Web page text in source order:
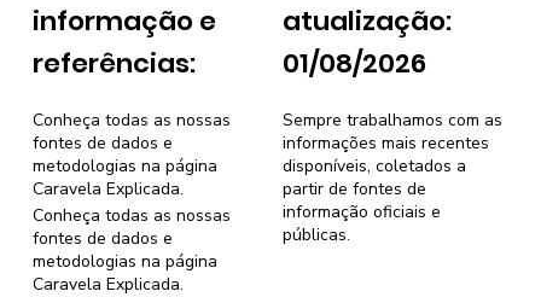
informação e
referências:
atualização:
01/08/2026
Sempre trabalhamos com as
informações mais recentes
disponíveis, coletados a
partir de fontes de
informação oficiais e
públicas.
Conheça todas as nossas
fontes de dados e
metodologias na página
Caravela Explicada.
Conheça todas as nossas
fontes de dados e
metodologias na página
Caravela Explicada.